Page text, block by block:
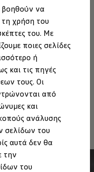
βοηθούν να
χρήση του
του. Με
ποιες σελίδες
ή
και τις πηγές
τους. Οι
από
και
ανάλυσης
σελίδων του
αυτά δεν θα
την
του
υγρά
ειδικά για κάθε
προστασία
αποσκευών
συσκευές
Imprint
κείμενα)
EU Data Act